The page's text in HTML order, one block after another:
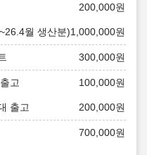
200,000원
월 생산분)1,000,000원
300,000원
고 100,000원
출고 200,000원
700,000원